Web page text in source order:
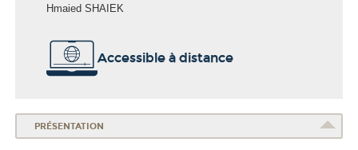
Hmaied SHAIEK
Accessible à distance
PRÉSENTATION